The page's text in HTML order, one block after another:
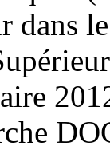
dans